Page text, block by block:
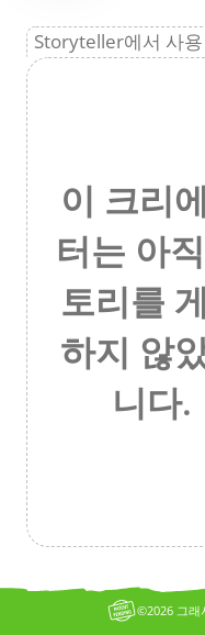
Storyteller에서 사
이 크리
터는 아
토리를
하지 않
니다.
©2026 그래